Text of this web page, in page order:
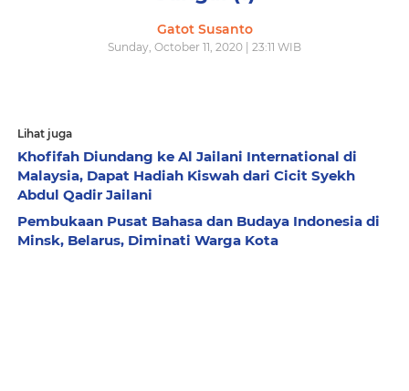
Gatot Susanto
Sunday, October 11, 2020 | 23:11 WIB
Lihat juga
Khofifah Diundang ke Al Jailani International di
Malaysia, Dapat Hadiah Kiswah dari Cicit Syekh
Abdul Qadir Jailani
Pembukaan Pusat Bahasa dan Budaya Indonesia di
Minsk, Belarus, Diminati Warga Kota